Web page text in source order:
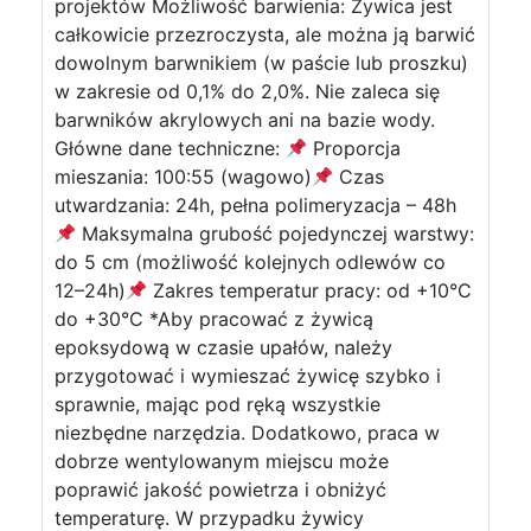
projektów Możliwość barwienia: Żywica jest
całkowicie przezroczysta, ale można ją barwić
dowolnym barwnikiem (w paście lub proszku)
w zakresie od 0,1% do 2,0%. Nie zaleca się
barwników akrylowych ani na bazie wody.
Główne dane techniczne:
Proporcja
mieszania: 100:55 (wagowo)
Czas
utwardzania: 24h, pełna polimeryzacja – 48h
Maksymalna grubość pojedynczej warstwy:
do 5 cm (możliwość kolejnych odlewów co
12–24h)
Zakres temperatur pracy: od +10°C
do +30°C *Aby pracować z żywicą
epoksydową w czasie upałów, należy
przygotować i wymieszać żywicę szybko i
sprawnie, mając pod ręką wszystkie
niezbędne narzędzia. Dodatkowo, praca w
dobrze wentylowanym miejscu może
poprawić jakość powietrza i obniżyć
temperaturę. W przypadku żywicy